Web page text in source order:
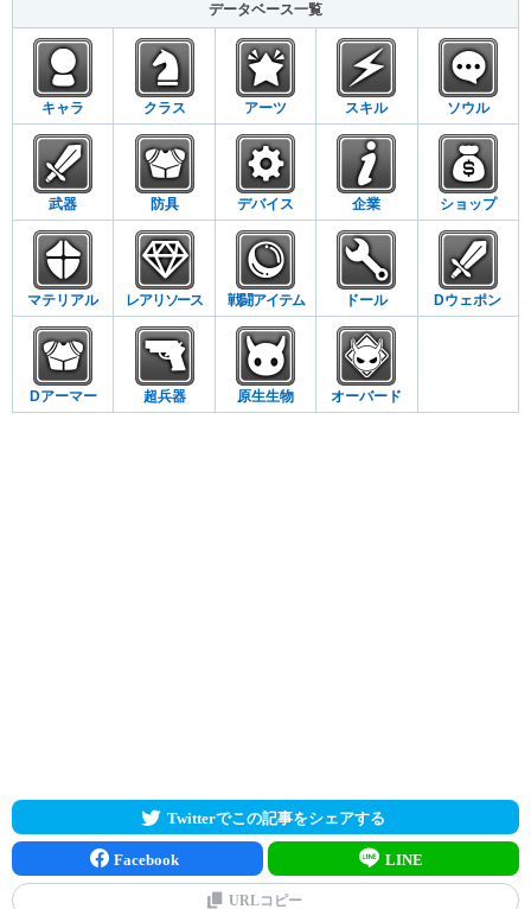
データベース一覧
キャラ クラス アーツ スキル ソウル
武器 防具 デバイス 企業 ショップ
マテリアル レアリソース 戦闘アイテム ドール Dウェポン
Dアーマー 超兵器 原生生物 オーバード
Twitterでこの記事をシェアする
Facebook LINE
URLコピー